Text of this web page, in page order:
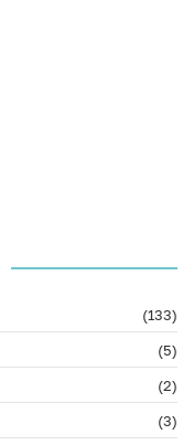
(133)
(5)
(2)
(3)